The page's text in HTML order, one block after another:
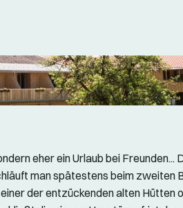
eher ein Urlaub bei Freunden...
man spätestens beim zweiten
der entzückenden alten Hütten